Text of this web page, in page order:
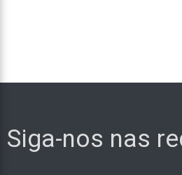
Siga-nos nas